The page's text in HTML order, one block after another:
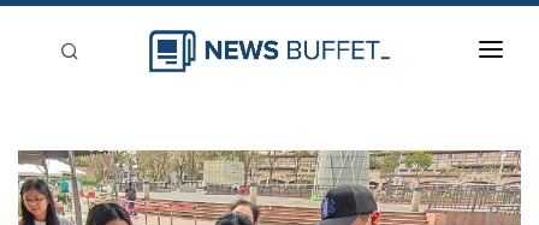
新聞稿分類
登入